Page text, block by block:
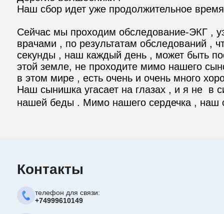
Наш сбор идет уже продолжительное
Сейчас мы проходим обследование-ЭКГ ,
врачами , по результатам обследований ,
секунды , наш каждый день , может быть
этой земле, не проходите мимо нашего
в этом мире , есть очень и очень много
Наш сынишка угасает на глазах , и я не  в
нашей беды . Мимо нашего сердечка ,
Контакты
телефон для связи:
+74999610149